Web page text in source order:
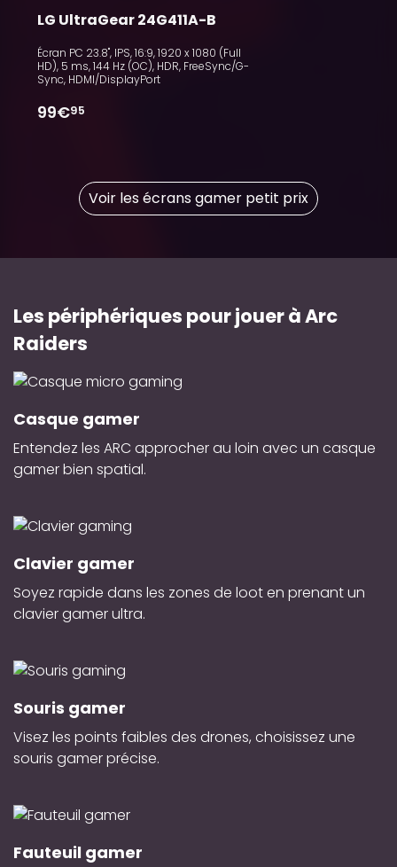
LG UltraGear 24G411A-B
Écran PC 23.8", IPS, 16:9, 1920 x 1080 (Full
HD), 5 ms, 144 Hz (OC), HDR, FreeSync/G-
Sync, HDMI/DisplayPort
99€95
Voir les écrans gamer petit prix
Les périphériques pour jouer à Arc
Raiders
Casque gamer
Entendez les ARC approcher au loin avec un casque
gamer bien spatial.
Clavier gamer
Soyez rapide dans les zones de loot en prenant un
clavier gamer ultra.
Souris gamer
Visez les points faibles des drones, choisissez une
souris gamer précise.
Fauteuil gamer